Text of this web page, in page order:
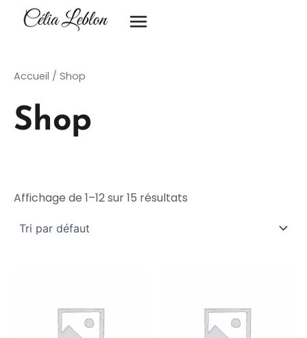
Accueil / Shop
Shop
Affichage de 1–12 sur 15 résultats